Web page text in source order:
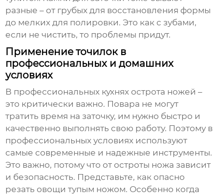
разные – от грубых для восстановления формы
до мелких для полировки. Это как с зубами,
если не чистить, то проблемы придут.
Применение точилок в
профессиональных и домашних
условиях
В профессиональных кухнях острота ножей –
это критически важно. Повара не могут
тратить время на заточку, им нужно быстро и
качественно выполнять свою работу. Поэтому в
профессиональных условиях используют
самые современные и надежные инструменты.
Это важно, потому что от остроты ножа зависит
и безопасность. Представьте, как опасно
резать овощи тупым ножом. Особенно когда